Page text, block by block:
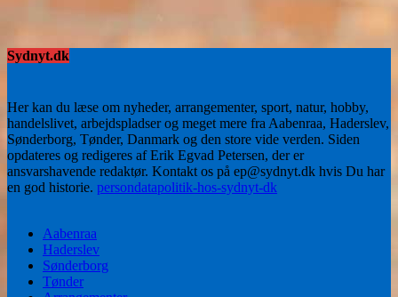
Sydnyt.dk
Her kan du læse om nyheder, arrangementer, sport, natur, hobby,
handelslivet, arbejdspladser og meget mere fra Aabenraa, Haderslev,
Sønderborg, Tønder, Danmark og den store vide verden. Siden
opdateres og redigeres af Erik Egvad Petersen, der er
ansvarshavende redaktør. Kontakt os på ep@sydnyt.dk hvis Du har
en god historie. persondatapolitik-hos-sydnyt-dk
Aabenraa
Haderslev
Sønderborg
Tønder